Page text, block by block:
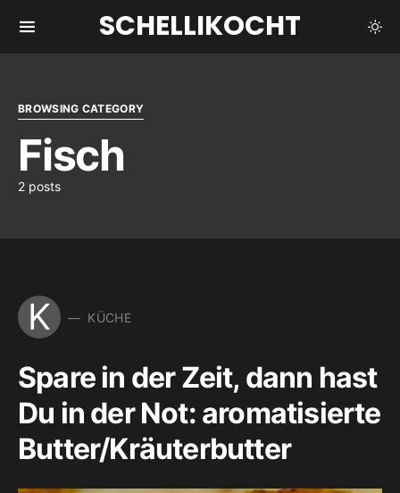
SCHELLIKOCHT
BROWSING CATEGORY
Fisch
2 posts
K KÜCHE
Spare in der Zeit, dann hast
Du in der Not: aromatisierte
Butter/Kräuterbutter